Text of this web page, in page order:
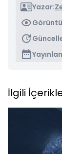
Yazar:
İlgili